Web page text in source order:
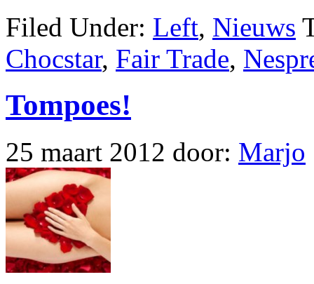
Filed Under: Left, Nieuws
Chocstar, Fair Trade,
Tompoes!
25 maart 2012 door: Marjo